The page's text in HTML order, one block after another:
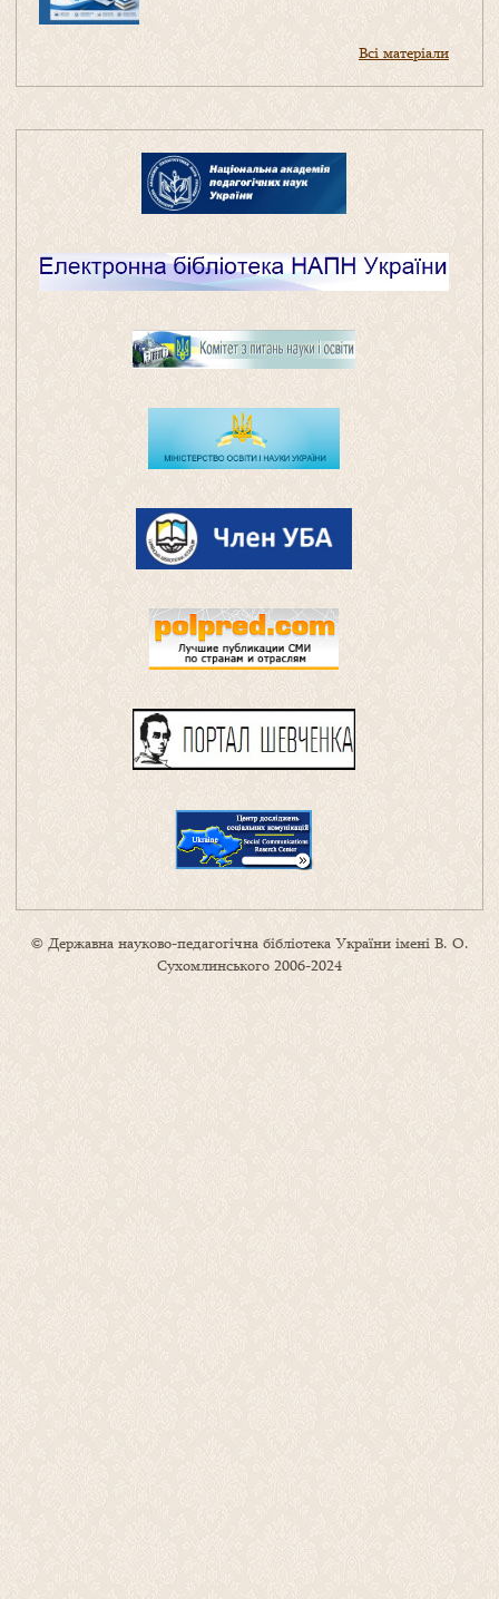
Всі матеріали
© Державна науково-педагогічна бібліотека України імені В. О.
Сухомлинського 2006-2024